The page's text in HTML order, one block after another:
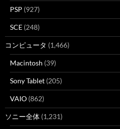
PSP (927)
SCE (248)
コンピュータ (1,466)
Macintosh (39)
Sony Tablet (205)
VAIO (862)
ソニー全体 (1,231)